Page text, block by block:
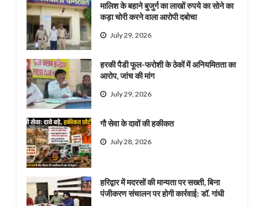
मालिश के बहाने बुजुर्ग का लाखों रुपये का सोने का
कड़ा चोरी करने वाला आरोपी दबोचा
July 29, 2026
हरकी पैडी फूल-फरोशी के ठेकों में अनियमितता का
आरोप, जांच की मांग
July 29, 2026
गौ सेवा के दावों की हकीकत
July 28, 2026
हरिद्वार में मदरसों की मान्यता पर सख्ती, बिना
पंजीकरण संचालन पर होगी कार्रवाई: डॉ. गांधी